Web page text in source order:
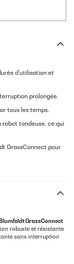
d'utilisation et
prolongée.
tous les temps.
robot tondeuse, ce qui
GrassConnect pour
Blumfeldt GrassConnect
robuste et résistante
sans interruption